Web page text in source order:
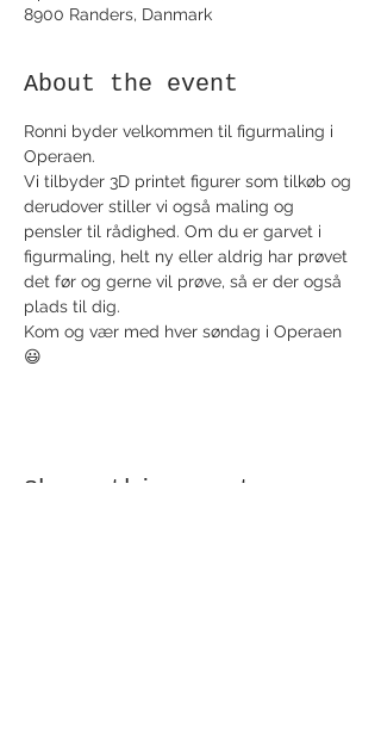
8900 Randers, Danmark
About the event
Ronni byder velkommen til figurmaling i
Operaen.
Vi tilbyder 3D printet figurer som tilkøb og
derudover stiller vi også maling og
pensler til rådighed. Om du er garvet i
figurmaling, helt ny eller aldrig har prøvet
det før og gerne vil prøve, så er der også
plads til dig.
Kom og vær med hver søndag i Operaen
😃
Share this event